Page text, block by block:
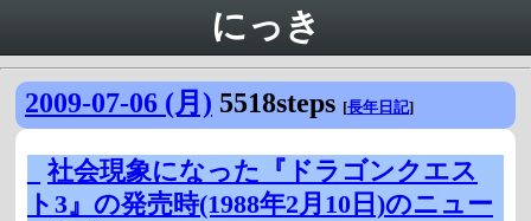
にっき
2009-07-06 (月) 5518steps [長年日記]
社会現象になった『ドラゴンクエス
ト3』の発売時(1988年2月10日)のニュー